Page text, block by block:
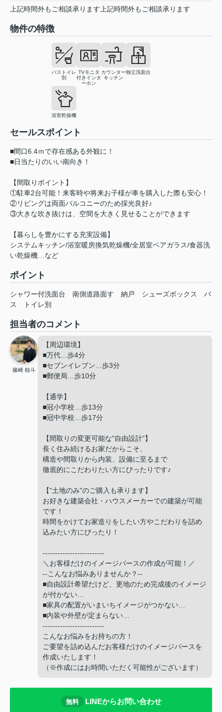
上記時間外もご相談承ります上記時間外もご相談承ります
物件の特徴
バストイレ
別
TVモニタ
付きインタ
ーホン
カウンター
キッチン
独立洗面台
浴室乾燥機
セールスポイント
■間口6.4ｍで存在感ある外観に！
■日当たりのいい南向き！
【間取りポイント】
①駐車2台可能！来客時や将来お子様が車を購入した際も安心！
②リビングは両面バルコニーのため採光良好♪
③大きな吹き抜けは、空間を大きく見せることができます
【暮らしを豊かにする充実設備】
システムキッチン/浴室暖房換気乾燥機/全居室ペアガラス/食器洗
い乾燥機…など
ポイント
シャワー付洗面台 南側道路面す 納戸 シューズボックス
バ
ス
トイレ別
担当者のコメント
篠崎 椋斗
【周辺環境】
■万代…歩4分
■セブンイレブン…歩3分
■郵便局…歩10分
【通学】
■冠小学校…歩13分
■冠中学校…歩17分
【間取りの変更可能な"自由設計"】
長く住み続けるお家だからこそ、
構造や間取りから内装、設備に至るまで
徹底的にこだわりたい方にぴったりです♪
【"土地のみ"のご購入も承ります】
お好きな建築会社・ハウスメーカーでの建築が可能
です！
時間をかけてお家造りをしたい方やこだわりを詰め
込みたい方にぴったり！
-------------------------
＼お客様だけのイメージパースの作成が可能！／
--こんなお悩みありませんか？--
■自由設計希望だけど、更地のため完成後のイメージ
が付かない…
■家具の配置がいまいちイメージがつかない…
■内装や外壁が定まらない…
-------------------------
こんなお悩みをお持ちの方！
ご要望を詰め込んだお客様だけのイメージパースを
作成いたします！
（※作成にはお時間いただく可能性がございます）
無料 LINEからお問い合わせ